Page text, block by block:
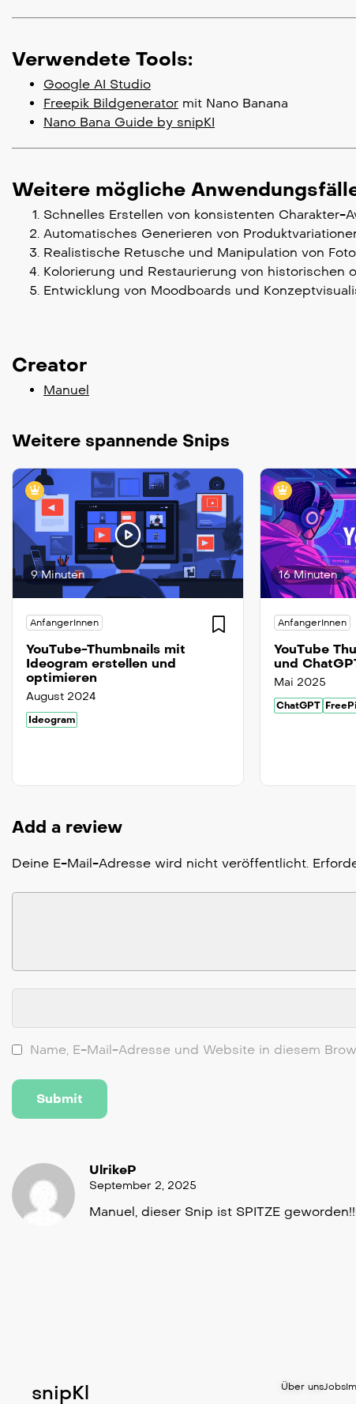
Verwendete Tools:
Google AI Studio
Freepik Bildgenerator mit Nano Banana
Nano Bana Guide by snipKI
Weitere mögliche
Schnelles Erstellen von konsistenten Charakter-
Automatisches Generieren von
Realistische Retusche und Manipulation von
Kolorierung und Restaurierung von historischen
Entwicklung von Moodboards und
Creator
Manuel
Weitere spannende Snips
9 Minuten
AnfangerInnen
YouTube-Thumbnails mit
Ideogram erstellen und
optimieren
August 2024
Ideogram
16 Minuten
AnfangerInnen
YouTube
und
Mai 2025
ChatGPT
Add a review
Deine E-Mail-Adresse wird nicht veröffentlicht.
Name, E-Mail-Adresse und Website in diesem
UlrikeP
September 2, 2025
Manuel, dieser Snip ist SPITZE
snipKl Über unsJobs